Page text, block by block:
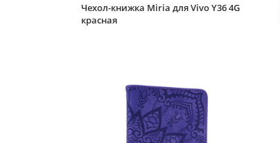
Чехол-книжка Miria для Vivo Y36 4G
красная